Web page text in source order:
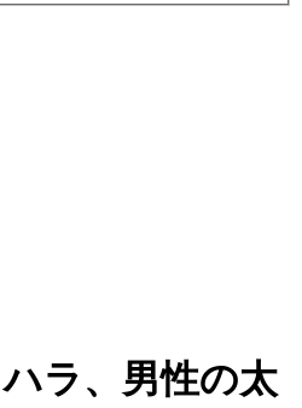
ラ、男性の太